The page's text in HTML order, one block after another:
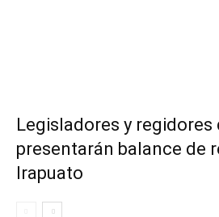
Legisladores y regidores
presentarán balance de
Irapuato